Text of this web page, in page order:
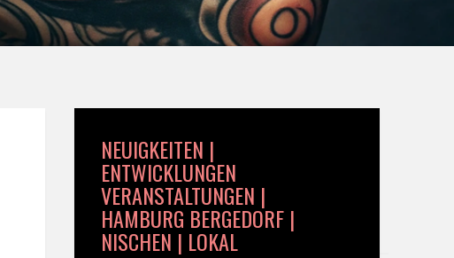
NEUIGKEITEN |
ENTWICKLUNGEN
VERANSTALTUNGEN |
HAMBURG BERGEDORF |
NISCHEN | LOKAL